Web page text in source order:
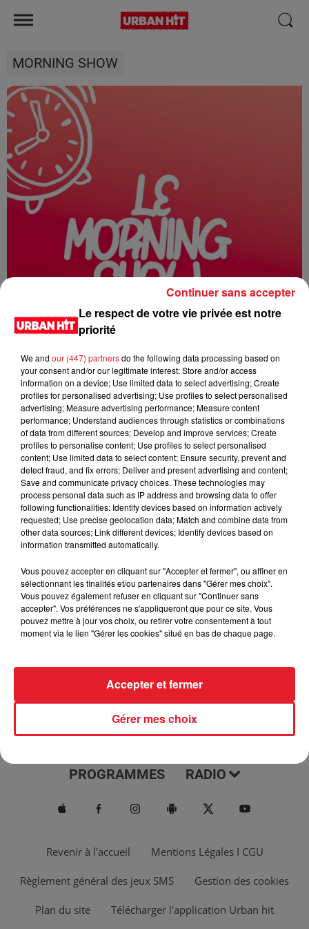
MORNING SHOW
0:00 2 min 38 sec
6 décembre 2024 - 2 min 38 sec
MORNING SHOW 08H31 du 06.12.2024
Le Morning Show
ACTUS MUSIQUES
PROGRAMMES RADIO
Revenir à l'accueil Mentions Légales I CGU
Règlement général des jeux SMS Gestion des cookies
Plan du site Télécharger l'application Urban hit
Le respect de votre vie privée est notre
priorité
We and our (447) partnersdo the following data processing based on
your consent and/or our legitimate interest: Store and/or access
information on a device; Use limited data to select advertising; Create
profiles for personalised advertising; Use profiles to select personalised
advertising; Measure advertising performance; Measure content
performance; Understand audiences through statistics or combinations
of data from different sources; Develop and improve services; Create
profiles to personalise content; Use profiles to select personalised
content; Use limited data to select content; Ensure security, prevent and
detect fraud, and fix errors; Deliver and present advertising and content;
Save and communicate privacy choices. These technologies may
process personal data such as IP address and browsing data to offer
following functionalities: Identify devices based on information actively
requested; Use precise geolocation data; Match and combine data from
other data sources; Link different devices; Identify devices based on
information transmitted automatically.
Vous pouvez accepter en cliquant sur "Accepter et fermer", ou affiner en
sélectionnant les finalités et/ou partenaires dans "Gérer mes choix".
Vous pouvez également refuser en cliquant sur "Continuer sans
accepter". Vos préférences ne s'appliqueront que pour ce site. Vous
pouvez mettre à jour vos choix, ou retirer votre consentement à tout
moment via le lien "Gérer les cookies" situé en bas de chaque page.
Gérer mes choix
Accepter et fermer
Continuer sans accepter